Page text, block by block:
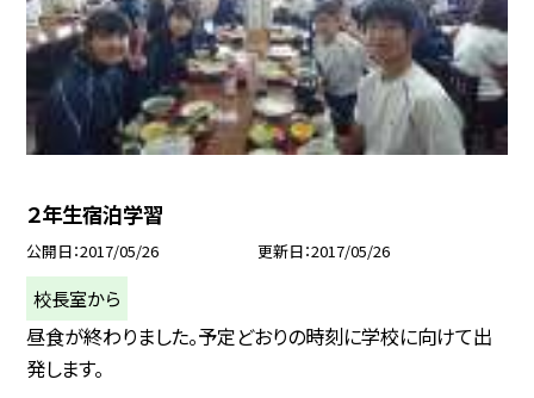
２年生宿泊学習
公開日 2017/05/26 更新日 2017/05/26
校長室から
昼食が終わりました。予定どおりの時刻に学校に向けて出
発します。